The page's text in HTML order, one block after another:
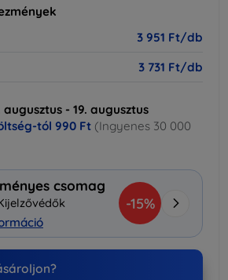
3 951 Ft/db
3 731 Ft/db
augusztus - 19. augusztus
tól 990 Ft (Ingyenes 30 000
csomag
-15%